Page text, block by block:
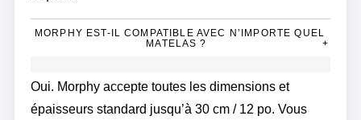
MORPHY EST-IL COMPATIBLE AVEC N’IMPORTE QUEL
MATELAS ?
+
Oui. Morphy accepte toutes les dimensions et
épaisseurs standard jusqu’à 30 cm / 12 po. Vous